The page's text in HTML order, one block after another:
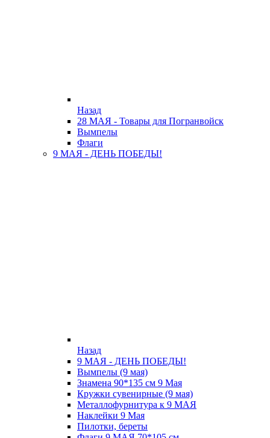
Назад
28 МАЯ - Товары для Погранвойск
Вымпелы
Флаги
9 МАЯ - ДЕНЬ ПОБЕДЫ!
Назад
9 МАЯ - ДЕНЬ ПОБЕДЫ!
Вымпелы (9 мая)
Знамена 90*135 см 9 Мая
Кружки cувенирные (9 мая)
Металлофурнитура к 9 МАЯ
Наклейки 9 Мая
Пилотки, береты